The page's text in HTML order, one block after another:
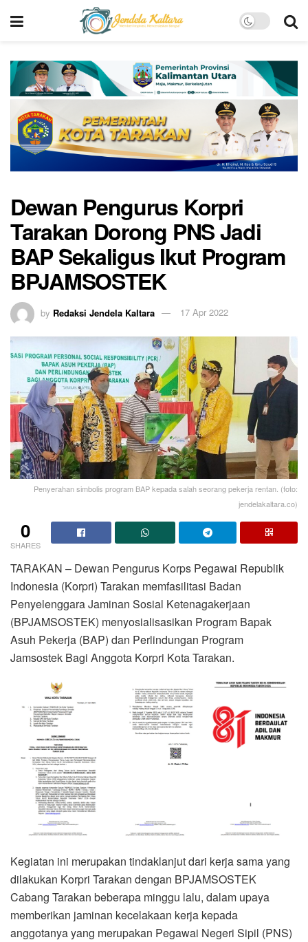
Dewan Pengurus Korpri
Tarakan Dorong PNS Jadi
BAP Sekaligus Ikut Program
BPJAMSOSTEK
by Redaksi Jendela Kaltara 17 Apr 2022
Penyerahan simbolis program BAP kepada salah seorang pekerja rentan. (foto:
jendelakaltara.co)
0
SHARES
TARAKAN – Dewan Pengurus Korps Pegawai Republik
Indonesia (Korpri) Tarakan memfasilitasi Badan
Penyelenggara Jaminan Sosial Ketenagakerjaan
(BPJAMSOSTEK) menyosialisasikan Program Bapak
Asuh Pekerja (BAP) dan Perlindungan Program
Jamsostek Bagi Anggota Korpri Kota Tarakan.
Kegiatan ini merupakan tindaklanjut dari kerja sama yang
dilakukan Korpri Tarakan dengan BPJAMSOSTEK
Cabang Tarakan beberapa minggu lalu, dalam upaya
memberikan jaminan kecelakaan kerja kepada
anggotanya yang merupakan Pegawai Negeri Sipil (PNS)